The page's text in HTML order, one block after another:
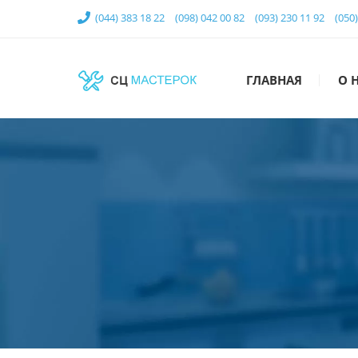
(044) 383 18 22 (098) 042 00 82 (093) 230 11 92
ГЛАВНАЯ О